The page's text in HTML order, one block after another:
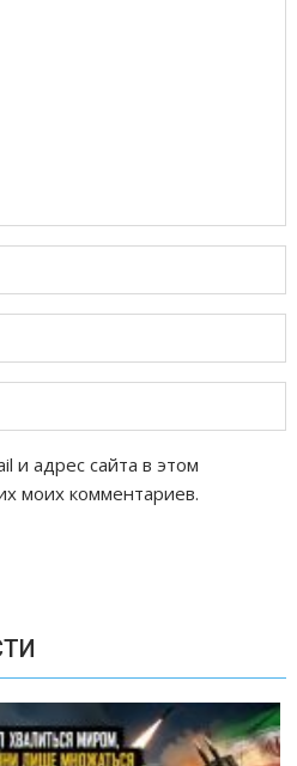
и адрес сайта в этом
моих комментариев.